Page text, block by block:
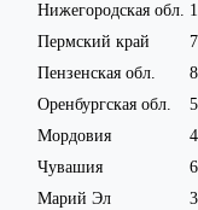
Нижегородская обл.
Пермский край
Пензенская обл.
Оренбургская обл.
Мордовия
Чувашия
Марий Эл